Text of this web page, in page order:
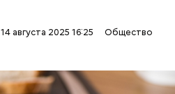
14 августа 2025 16:25 Общество